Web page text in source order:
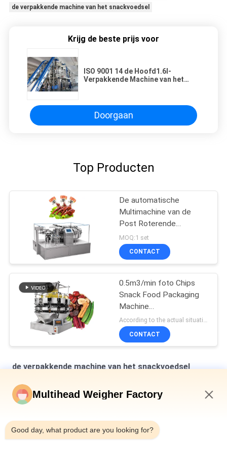
de verpakkende machine van het snackvoedsel
Krijg de beste prijs voor
ISO 9001 14 de Hoofd1.6l-
Verpakkende Machine van het
Doorgaan
Top Producten
De automatische
Multimachine van de
Post Roterende
Vacuümverpakking voor
Snackvoedsel
MOQ:1 set
CONTACT
0.5m3/min foto Chips
Snack Food Packaging
Machine
L1400*W1000*H1800mm
According to the actual situation MOQ:1 set
CONTACT
de verpakkende machine van het snackvoedsel
Cashew Nut Multihead Weigher Packaging Line
Multihead Weigher Factory
Good day, what product are you looking for?